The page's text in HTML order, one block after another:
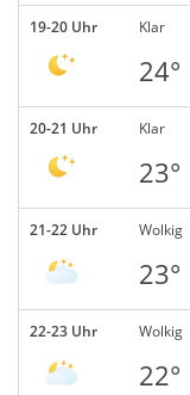
19-20 Uhr Klar
24°
20-21 Uhr Klar
23°
21-22 Uhr Wolkig
23°
22-23 Uhr Wolkig
22°